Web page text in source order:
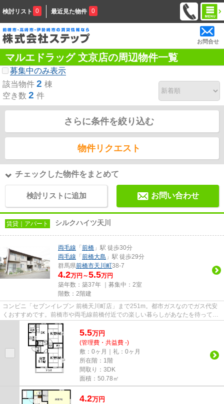
検討リスト 0 最近見た物件 0
お問合せ
マルエドラッグ 文京店の周辺物件一覧
募集中のみ表示
該当物件 2 棟
空き数 2 件
さらに条件を絞り込む
物件リクエスト
チェックした物件をまとめて
検討リストに追加 お問い合わせ
賃貸｜アパート シルクハイツ天川
両毛線 「 前橋 」駅 徒歩30分
両毛線 「 前橋大島 」駅 徒歩29分
群馬県前橋市天川町38-7
4.2万円～5.5万円
築年数：築37年 ｜募集中： 2室
階数：2階建
コンビニ「セブンイレブン 前橋天川町店」まで251m。都市ガスなのでガス代安
くおすすめです。前橋市や両毛線前橋付近での楽しい暮らしがあなたを待ってい
ます。素敵なお部屋を私達と一...
5.5万円
(管理費・共益費 -)
敷：0ヶ月｜礼：0ヶ月
所在階：1階
間取り：3DK
面積：50.78㎡
4.2万円